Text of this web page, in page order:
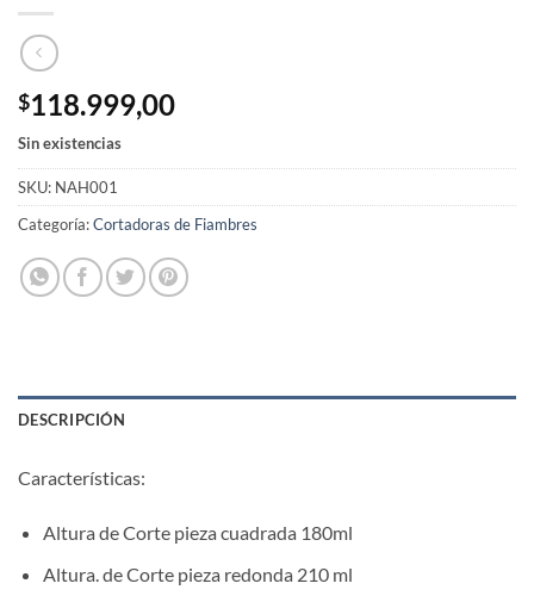
$118.999,00
Sin existencias
SKU: NAH001
Categoría:Cortadoras de Fiambres
DESCRIPCIÓN
Características:
Altura de Corte pieza cuadrada 180ml
Altura. de Corte pieza redonda 210 ml